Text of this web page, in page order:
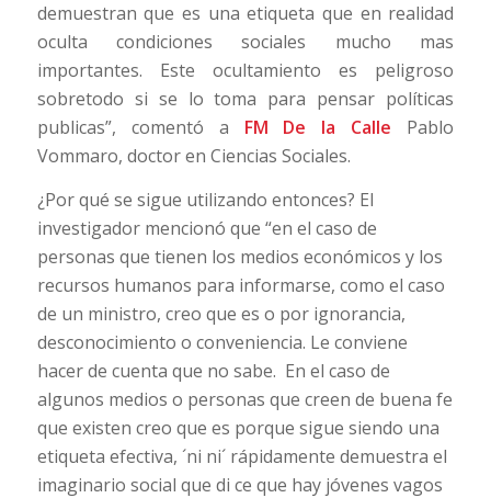
demuestran que es una etiqueta que en realidad
oculta condiciones sociales mucho mas
importantes. Este ocultamiento es peligroso
sobretodo si se lo toma para pensar políticas
publicas”, comentó a FM De la Calle Pablo
Vommaro, doctor en Ciencias Sociales.
¿Por qué se sigue utilizando entonces? El
investigador mencionó que “en el caso de
personas que tienen los medios económicos y los
recursos humanos para informarse, como el caso
de un ministro, creo que es o por ignorancia,
desconocimiento o conveniencia. Le conviene
hacer de cuenta que no sabe. En el caso de
algunos medios o personas que creen de buena fe
que existen creo que es porque sigue siendo una
etiqueta efectiva, ´ni ni´ rápidamente demuestra el
imaginario social que di ce que hay jóvenes vagos